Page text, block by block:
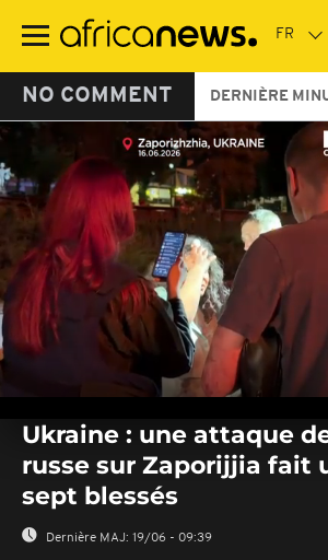
contenu
NO COMMENT DERNIÈRE
seconds
seconds
Ukraine : une attaque
russe sur Zaporijjia fait
sept blessés
Dernière MAJ: 19/06 - 09:39